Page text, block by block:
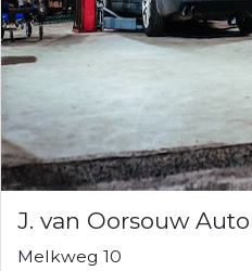
J. van Oorsouw
Melkweg 10